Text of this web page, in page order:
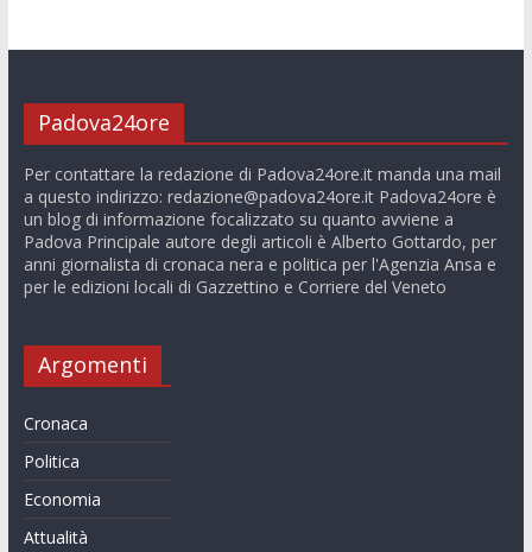
Padova24ore
Per contattare la redazione di Padova24ore.it manda una mail
a questo indirizzo: redazione@padova24ore.itPadova24ore è
un blog di informazione focalizzato su quanto avviene a
Padova Principale autore degli articoli è Alberto Gottardo, per
anni giornalista di cronaca nera e politica per l'Agenzia Ansa e
per le edizioni locali di Gazzettino e Corriere del Veneto
Argomenti
Cronaca
Politica
Economia
Attualità